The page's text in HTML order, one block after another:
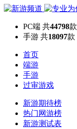
PC端 共44798款
手游 共18097款
首页
端游
手游
过审游戏
新游期待榜
热门网游榜
新游测试表